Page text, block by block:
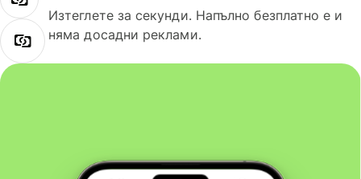
Изтеглете за секунди. Напълно безплатно е и
няма досадни реклами.